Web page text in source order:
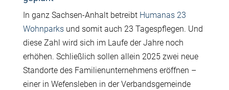
In ganz Sachsen-Anhalt betreibt Humanas 23
Wohnparksund somit auch 23 Tagespflegen. Und
diese Zahl wird sich im Laufe der Jahre noch
erhöhen. Schließlich sollen allein 2025 zwei neue
Standorte des Familienunternehmens eröffnen –
einer in Wefensleben in der Verbandsgemeinde